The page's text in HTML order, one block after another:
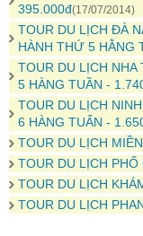
395.000đ(17/07/2014)
TOUR DU LỊCH ĐÀ
HÀNH THỨ 5 HẰNG
TOUR DU LỊCH
5 HÀNG TUẦN -
TOUR DU LỊCH
6 HÀNG TUẤN -
TOUR DU LỊCH
TOUR DU LỊCH PHỐ
TOUR DU LỊCH
TOUR DU LỊCH